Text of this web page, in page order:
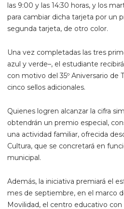
las 9:00 y las 14:30 horas, y los
para cambiar dicha tarjeta por un
segunda tarjeta, de otro color.
Una vez completadas las tres
azul y verde–, el estudiante
con motivo del 35º Aniversario de
cinco sellos adicionales.
Quienes logren alcanzar la cifra
obtendrán un premio especial,
una actividad familiar, ofrecida
Cultura, que se concretará en
municipal.
Además, la iniciativa premiará el
mes de septiembre, en el marco
Movilidad, el centro educativo